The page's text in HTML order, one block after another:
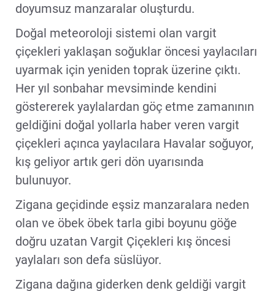
doyumsuz manzaralar oluşturdu.
Doğal meteoroloji sistemi olan vargit
çiçekleri yaklaşan soğuklar öncesi yaylacıları
uyarmak için yeniden toprak üzerine çıktı.
Her yıl sonbahar mevsiminde kendini
göstererek yaylalardan göç etme zamanının
geldiğini doğal yollarla haber veren vargit
çiçekleri açınca yaylacılara Havalar soğuyor,
kış geliyor artık geri dön uyarısında
bulunuyor.
Zigana geçidinde eşsiz manzaralara neden
olan ve öbek öbek tarla gibi boyunu göğe
doğru uzatan Vargit Çiçekleri kış öncesi
yaylaları son defa süslüyor.
Zigana dağına giderken denk geldiği vargit